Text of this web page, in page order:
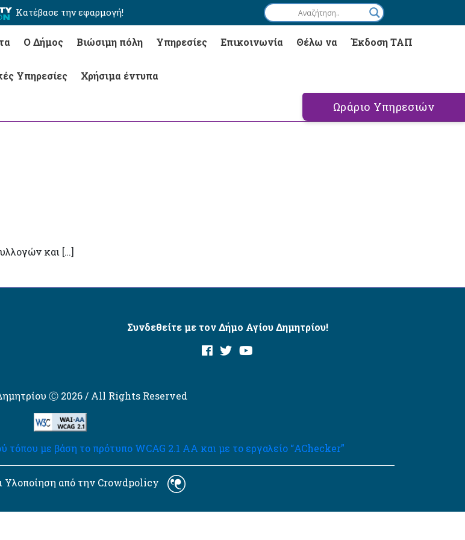
Κατέβασε την εφαρμογή!
Ο Δήμος Βιώσιμη πόλη Υπηρεσίες Επικοινωνία Θέλω να Έκδοση ΤΑΠ
Υπηρεσίες Χρήσιμα έντυπα
Ωράριο Υπηρεσιών
και […]
Συνδεθείτε με τον Δήμο Αγίου Δημητρίου!
Ⓒ 2026 / All Rights Reserved
με βάση το πρότυπο WCAG 2.1 AA και με το εργαλείο “AChecker”
Υλοποίηση από την Crowdpolicy